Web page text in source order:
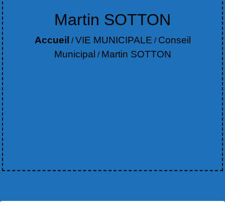
Martin SOTTON
Accueil /VIE MUNICIPALE / Conseil
Municipal / Martin SOTTON